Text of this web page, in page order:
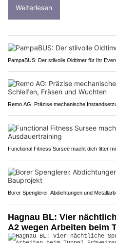
Weiterlesen
PampaBUS: Der stilvolle Oldtimer für Ihr
Remo AG: Präzise mechanische
Functional Fitness Sursee macht dich fitter
Borer Spenglerei: Abdichtungen und
Hagnau BL: Vier
A2 wegen Arbeiten beim